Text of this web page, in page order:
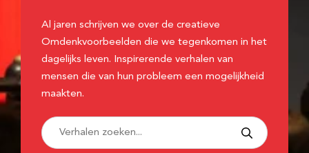
Al jaren schrijven we over de creatieve
Omdenkvoorbeelden die we tegenkomen in het
dagelijks leven. Inspirerende verhalen van
mensen die van hun probleem een mogelijkheid
maakten.